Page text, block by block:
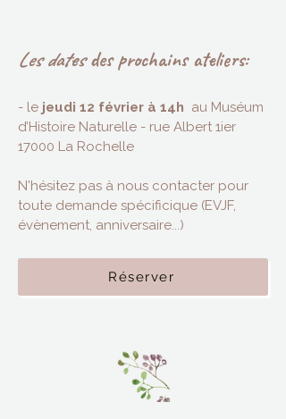
Les date​s des prochains ateliers:
- le jeudi 12 février à 14h au Muséum
d’Histoire Naturelle - rue Albert 1ier
17000 La Rochelle
N'hésitez pas à nous contacter pour
toute demande spécificique (EVJF,
évènement, anniversaire...)
Réserver